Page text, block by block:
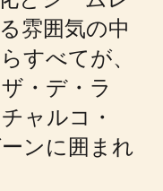
雰囲気の中
すべてが、
・デ・ラ
ャルコ・
ンに囲まれ